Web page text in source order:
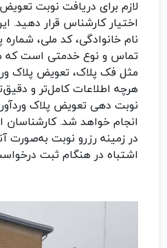
لازم برای دریافت نوبت تعویض
اختیار کارشناس قرار دهید.
نام خانوادگی، کد ملی،
تماس و نوع خدمتی است که
مثل فک پلاک، تعویض پلاک
هرچه اطلاعات کامل‌تر و
نوبت دهی تعویض پلاک
انجام خواهد شد. کارشناسان
در زمینه رزرو نوبت به‌صورت
اشتباه در هنگام ثبت